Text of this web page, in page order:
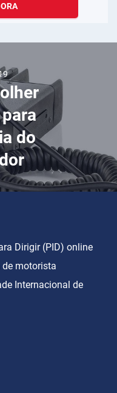
do
Dirigir (PID) online
motorista
Internacional de